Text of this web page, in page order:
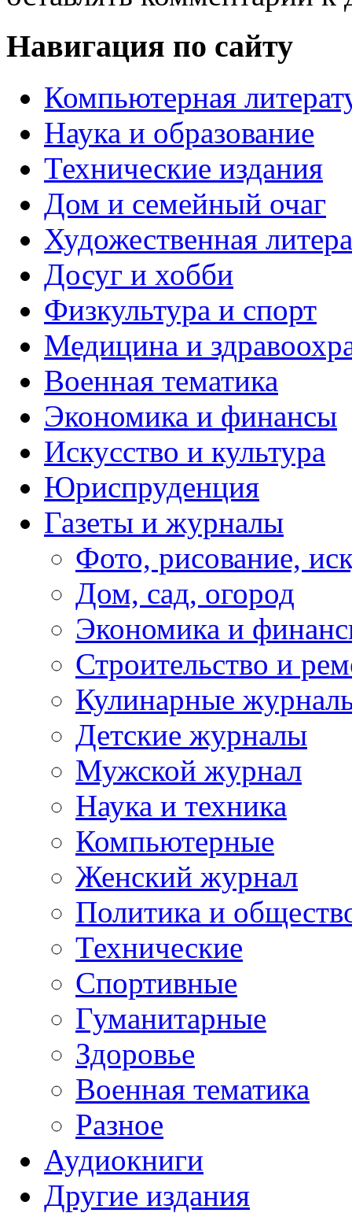
Навигация по сайту
Компьютерная
Наука и образование
Технические издания
Дом и семейный очаг
Художественная
Досуг и хобби
Физкультура и спорт
Медицина и
Военная тематика
Экономика и финансы
Искусство и культура
Юриспруденция
Газеты и журналы
Фото, рисование,
Дом, сад, огород
Экономика и
Строительство и
Кулинарные
Детские журналы
Мужской журнал
Наука и техника
Компьютерные
Женский журнал
Политика и
Технические
Спортивные
Гуманитарные
Здоровье
Военная тематика
Разное
Аудиокниги
Другие издания